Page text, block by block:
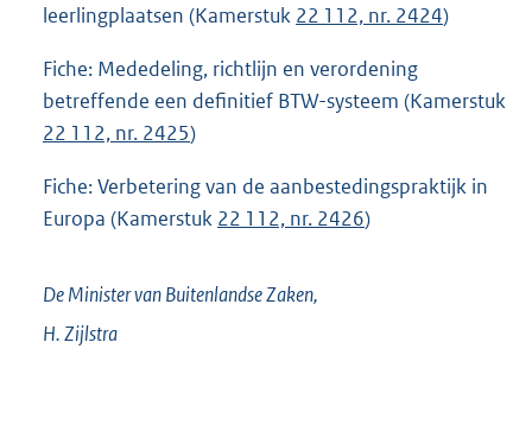
leerlingplaatsen (Kamerstuk 22 112, nr. 2424)
Fiche: Mededeling, richtlijn en verordening
betreffende een definitief BTW-systeem (Kamerstuk
22 112, nr. 2425)
Fiche: Verbetering van de aanbestedingspraktijk in
Europa (Kamerstuk 22 112, nr. 2426)
De Minister van Buitenlandse Zaken,
H.Zijlstra